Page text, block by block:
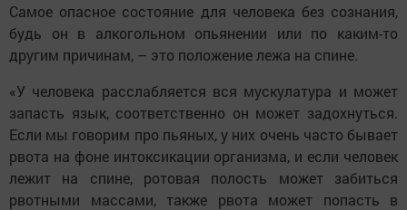
Самое опасное состояние для человека без сознания,
будь он в алкогольном опьянении или по каким-то
другим причинам, – это положение лежа на спине.
«У человека расслабляется вся мускулатура и может
запасть язык, соответственно он может задохнуться.
Если мы говорим про пьяных, у них очень часто бывает
рвота на фоне интоксикации организма, и если человек
лежит на спине, ротовая полость может забиться
рвотными массами, также рвота может попасть в